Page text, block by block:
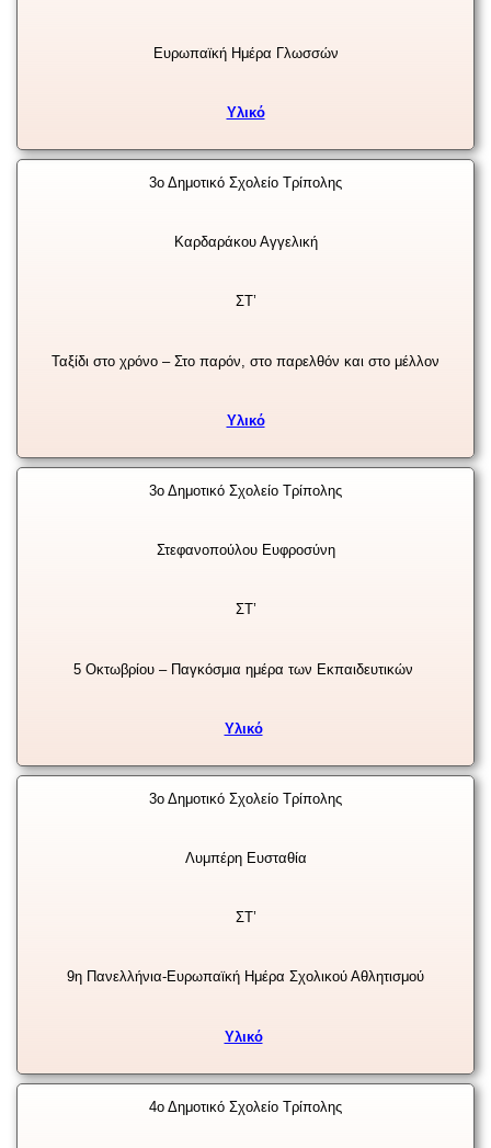
Ευρωπαϊκή Ημέρα Γλωσσών
Υλικό
3ο Δημοτικό Σχολείο Τρίπολης
Καρδαράκου Αγγελική
ΣΤ’
Ταξίδι στο χρόνο – Στο παρόν, στο παρελθόν και στο μέλλον
Υλικό
3ο Δημοτικό Σχολείο Τρίπολης
Στεφανοπούλου Ευφροσύνη
ΣΤ’
5 Οκτωβρίου – Παγκόσμια ημέρα των Εκπαιδευτικών
Υλικό
3ο Δημοτικό Σχολείο Τρίπολης
Λυμπέρη Ευσταθία
ΣΤ’
9η Πανελλήνια-Ευρωπαϊκή Ημέρα Σχολικού Αθλητισμού
Υλικό
4ο Δημοτικό Σχολείο Τρίπολης